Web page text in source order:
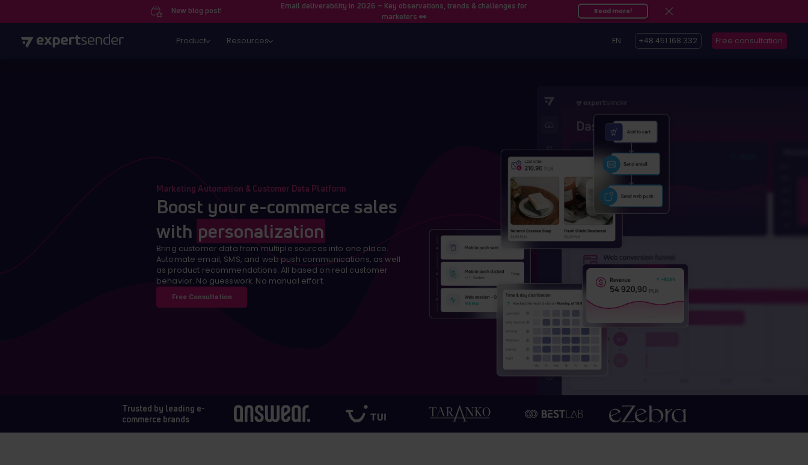
New blog post!
Email deliverability in 2026 – Key observations, trends & challenges for
marketers 👀
Read more!
EN +48 451 168 332 Free consultation
Product Resources
Marketing Automation & Customer Data Platform
Boost your e-commerce sales
with segmentation
Bring customer data from multiple sources into one place.
Automate email, SMS, and web push communications, as well
as product recommendations. All based on real customer
behavior. No guesswork. No manual effort.
Free Consultation
Trusted by leading e-
commerce brands